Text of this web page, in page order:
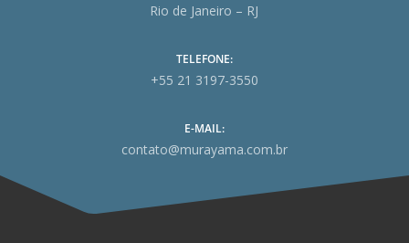
Rio de Janeiro – RJ
TELEFONE:
+55 21 3197-3550
E-MAIL:
contato@murayama.com.br